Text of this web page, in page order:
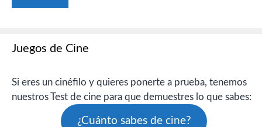
Juegos de Cine
Si eres un cinéfilo y quieres ponerte a prueba, tenemos
nuestros Test de cine para que demuestres lo que sabes:
¿Cuánto sabes de cine?